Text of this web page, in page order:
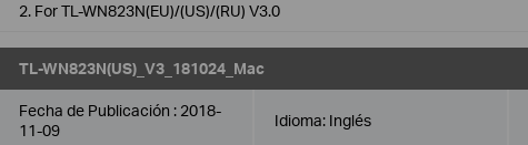
2. For TL-WN823N(EU)/(US)/(RU) V3.0
TL-WN823N(US)_V3_181024_Mac
Fecha de Publicación : 2018-
11-09
Idioma: Inglés